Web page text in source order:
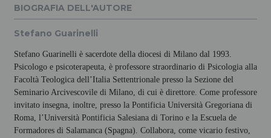
BIOGRAFIA DELL'AUTORE
Stefano Guarinelli
Stefano Guarinelli è sacerdote della diocesi di Milano dal 1993.
Psicologo e psicoterapeuta, è professore straordinario di Psicologia alla
Facoltà Teologica dell’Italia Settentrionale presso la Sezione del
Seminario Arcivescovile di Milano, di cui è direttore. Come professore
invitato insegna, inoltre, presso la Pontificia Università Gregoriana di
Roma, l’Università Pontificia Salesiana di Torino e la Escuela de
Formadores di Salamanca (Spagna). Collabora, come vicario festivo,